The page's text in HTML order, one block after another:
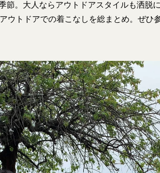
節。大人ならアウトドアスタイルも洒脱
ウトドアでの着こなしを総まとめ。ぜひ